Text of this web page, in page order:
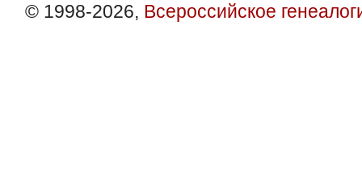
© 1998-2026, Всероссийское